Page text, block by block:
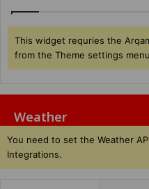
This widget requries the
from the Theme settings
Weather
You need to set the Weather
Integrations.